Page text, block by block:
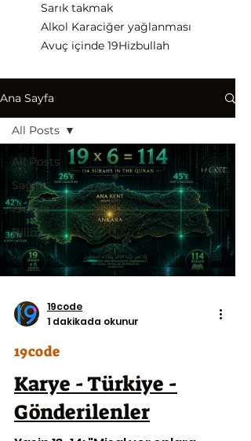
Sarık takmak
Alkol Karaciğer yağlanması
Avuç içinde 19Hizbullah
Ana Sayfa
All Posts
Sağlık
19code
Bilim
All Posts
19code
1 dakikada okunur
19code
Karye - Türkiye -
Gönderilenler